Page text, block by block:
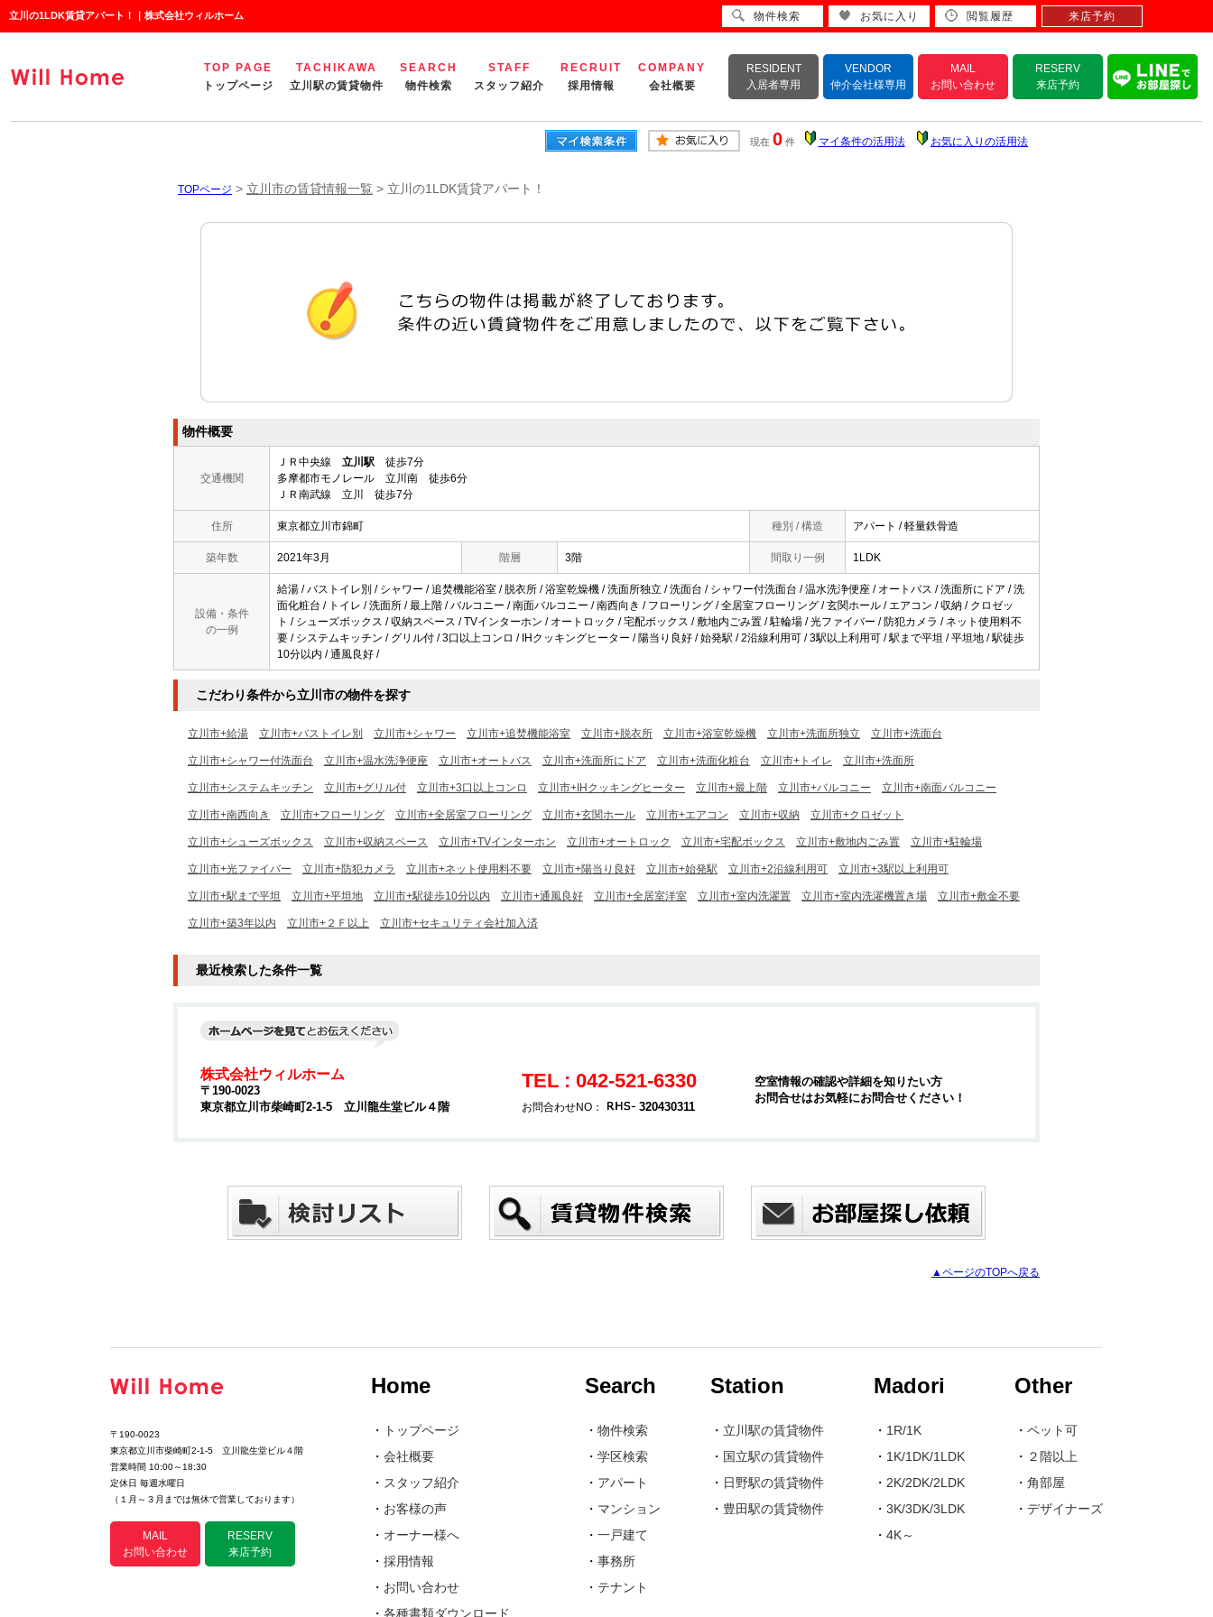
立川の1LDK賃貸アパート！｜株式会社ウィルホーム
TOP PAGE
トップページ
TACHIKAWA
立川駅の賃貸物件
SEARCH
物件検索
STAFF
スタッフ紹介
RECRUIT
採用情報
COMPANY
会社概要
RESIDENT
入居者専用
VENDOR
仲介会社様専用
MAIL
お問い合わせ
RESERV
来店予約
現在 0 件 マイ条件の活用法 お気に入りの活用法
TOPページ > 立川市の賃貸情報一覧 > 立川の1LDK賃貸アパート！
物件概要
交通機関
ＪＲ中央線 立川駅 徒歩7分
多摩都市モノレール 立川南 徒歩6分
ＪＲ南武線 立川 徒歩7分
住所 東京都立川市錦町 種別 / 構造 アパート / 軽量鉄骨造
築年数 2021年3月 階層 3階 間取り一例 1LDK
設備・条件
の一例
給湯 / バストイレ別 / シャワー / 追焚機能浴室 / 脱衣所 / 浴室乾燥機 / 洗面所独立 / 洗面台 / シャワー付洗面台 / 温水洗浄便座 / オートバス / 洗面所にドア / 洗
面化粧台 / トイレ / 洗面所 / 最上階 / バルコニー / 南面バルコニー / 南西向き / フローリング / 全居室フローリング / 玄関ホール / エアコン / 収納 / クロゼッ
ト / シューズボックス / 収納スペース / TVインターホン / オートロック / 宅配ボックス / 敷地内ごみ置 / 駐輪場 / 光ファイバー / 防犯カメラ / ネット使用料不
要 / システムキッチン / グリル付 / 3口以上コンロ / IHクッキングヒーター / 陽当り良好 / 始発駅 / 2沿線利用可 / 3駅以上利用可 / 駅まで平坦 / 平坦地 / 駅徒歩
10分以内 / 通風良好 /
こだわり条件から立川市の物件を探す
立川市+給湯 立川市+バストイレ別 立川市+シャワー 立川市+追焚機能浴室 立川市+脱衣所 立川市+浴室乾燥機 立川市+洗面所独立 立川市+洗面台
立川市+シャワー付洗面台 立川市+温水洗浄便座 立川市+オートバス 立川市+洗面所にドア 立川市+洗面化粧台 立川市+トイレ 立川市+洗面所
立川市+システムキッチン 立川市+グリル付 立川市+3口以上コンロ 立川市+IHクッキングヒーター 立川市+最上階 立川市+バルコニー 立川市+南面バルコニー
立川市+南西向き 立川市+フローリング 立川市+全居室フローリング 立川市+玄関ホール 立川市+エアコン 立川市+収納 立川市+クロゼット
立川市+シューズボックス 立川市+収納スペース 立川市+TVインターホン 立川市+オートロック 立川市+宅配ボックス 立川市+敷地内ごみ置 立川市+駐輪場
立川市+光ファイバー 立川市+防犯カメラ 立川市+ネット使用料不要 立川市+陽当り良好 立川市+始発駅 立川市+2沿線利用可 立川市+3駅以上利用可
立川市+駅まで平坦 立川市+平坦地 立川市+駅徒歩10分以内 立川市+通風良好 立川市+全居室洋室 立川市+室内洗濯置 立川市+室内洗濯機置き場 立川市+敷金不要
立川市+築3年以内 立川市+２Ｆ以上 立川市+セキュリティ会社加入済
最近検索した条件一覧
株式会社ウィルホーム
〒190-0023
東京都立川市柴崎町2-1-5 立川龍生堂ビル４階
TEL : 042-521-6330
お問合わせNO： 320430311
空室情報の確認や詳細を知りたい方
お問合せはお気軽にお問合せください！
▲ページのTOPへ戻る
〒190-0023
東京都立川市柴崎町2-1-5 立川龍生堂ビル４階
営業時間 10:00～18:30
定休日 毎週水曜日
（１月～３月までは無休で営業しております）
MAIL
お問い合わせ
RESERV
来店予約
Home
・
トップページ
・ 会社概要
・ スタッフ紹介
・ お客様の声
・ オーナー様へ
・ 採用情報
・ お問い合わせ
・ 各種書類ダウンロード
Search
・ 物件検索
・ 学区検索
・ アパート
・ マンション
・ 一戸建て
・ 事務所
・ テナント
Station
・ 立川駅の賃貸物件
・ 国立駅の賃貸物件
・ 日野駅の賃貸物件
・ 豊田駅の賃貸物件
Madori
・ 1R/1K
・ 1K/1DK/1LDK
・ 2K/2DK/2LDK
・ 3K/3DK/3LDK
・ 4K～
Other
・ ペット可
・ ２階以上
・ 角部屋
・ デザイナーズ
物件検索 お気に入り 閲覧履歴 来店予約